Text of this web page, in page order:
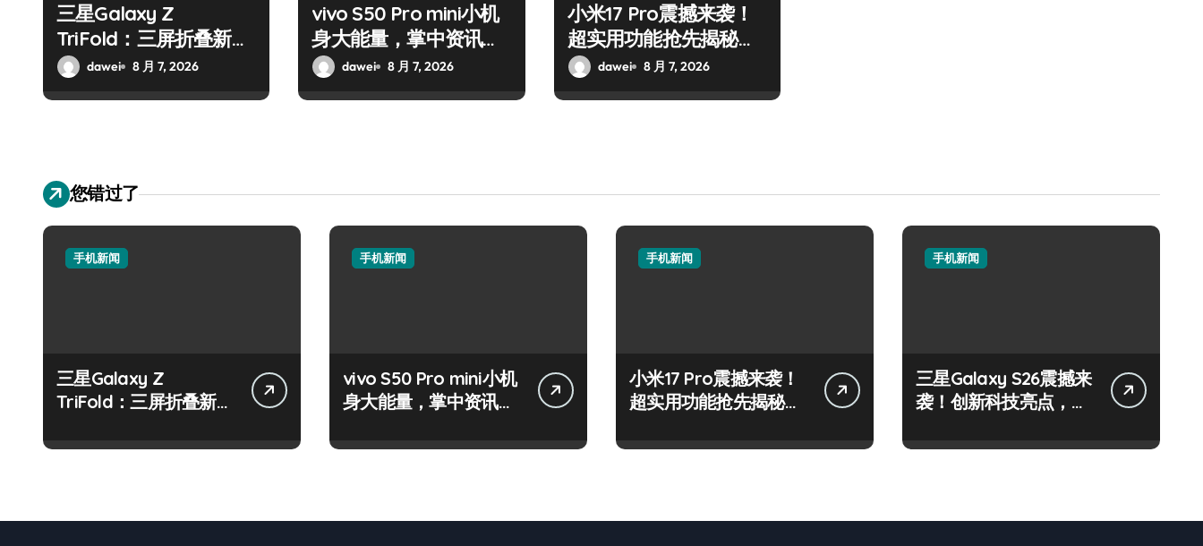
三星Galaxy Z
TriFold：三屏折叠新境
界，掌中科技新体验！
dawei 8 月 7, 2026
vivo S50 Pro mini小机
身大能量，掌中资讯一
键畅享！
dawei 8 月 7, 2026
小米17 Pro震撼来袭！
超实用功能抢先揭秘，
速来围观！
dawei 8 月 7, 2026
您错过了
手机新闻
三星Galaxy Z
TriFold：三屏折叠新境
手机新闻
vivo S50 Pro mini小机
身大能量，掌中资讯一
手机新闻
小米17 Pro震撼来袭！
超实用功能抢先揭秘，
手机新闻
三星Galaxy S26震撼来
袭！创新科技亮点，一